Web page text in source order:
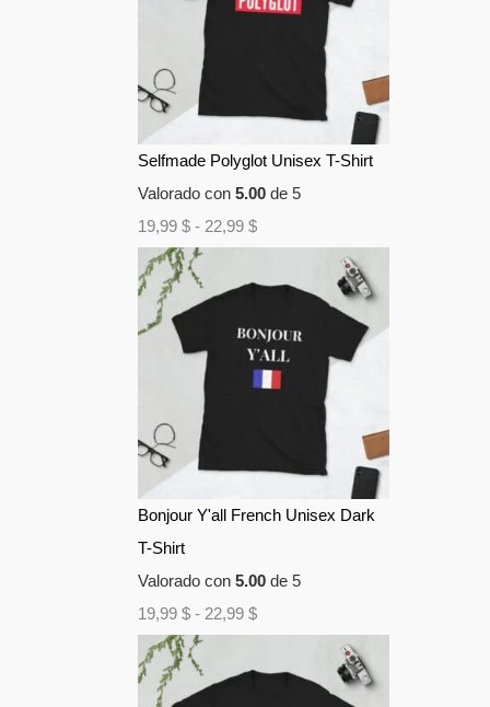
Selfmade Polyglot Unisex T-Shirt
Valorado con 5.00 de 5
19,99 $ - 22,99 $
Bonjour Y'all French Unisex Dark
T-Shirt
Valorado con 5.00 de 5
19,99 $ - 22,99 $